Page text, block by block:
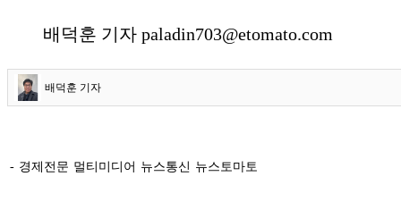
배덕훈 기자 paladin703@etomato.com
배덕훈 기자
- 경제전문 멀티미디어 뉴스통신 뉴스토마토